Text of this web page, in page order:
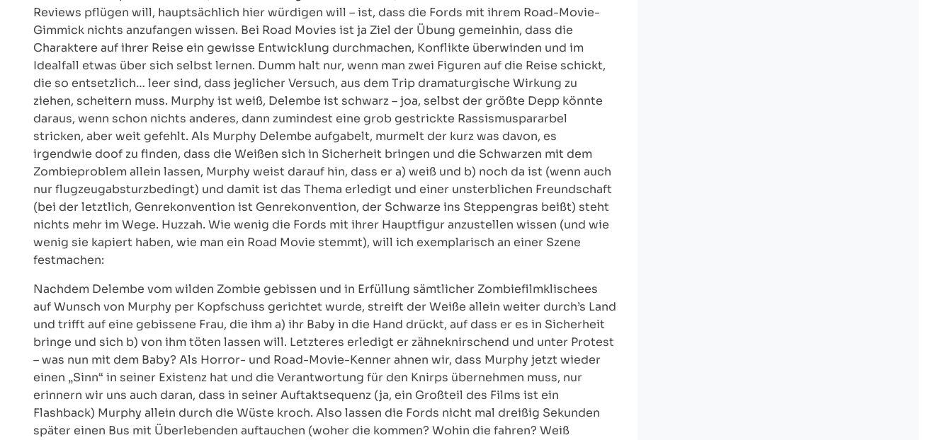
Reviews pflügen will, hauptsächlich hier würdigen will – ist, dass die Fords mit ihrem Road-Movie-
Gimmick nichts anzufangen wissen. Bei Road Movies ist ja Ziel der Übung gemeinhin, dass die
Charaktere auf ihrer Reise ein gewisse Entwicklung durchmachen, Konflikte überwinden und im
Idealfall etwas über sich selbst lernen. Dumm halt nur, wenn man zwei Figuren auf die Reise schickt,
die so entsetzlich… leer sind, dass jeglicher Versuch, aus dem Trip dramaturgische Wirkung zu
ziehen, scheitern muss. Murphy ist weiß, Delembe ist schwarz – joa, selbst der größte Depp könnte
daraus, wenn schon nichts anderes, dann zumindest eine grob gestrickte Rassismuspararbel
stricken, aber weit gefehlt. Als Murphy Delembe aufgabelt, murmelt der kurz was davon, es
irgendwie doof zu finden, dass die Weißen sich in Sicherheit bringen und die Schwarzen mit dem
Zombieproblem allein lassen, Murphy weist darauf hin, dass er a) weiß und b) noch da ist (wenn auch
nur flugzeugabsturzbedingt) und damit ist das Thema erledigt und einer unsterblichen Freundschaft
(bei der letztlich, Genrekonvention ist Genrekonvention, der Schwarze ins Steppengras beißt) steht
nichts mehr im Wege. Huzzah. Wie wenig die Fords mit ihrer Hauptfigur anzustellen wissen (und wie
wenig sie kapiert haben, wie man ein Road Movie stemmt), will ich exemplarisch an einer Szene
festmachen:
Nachdem Delembe vom wilden Zombie gebissen und in Erfüllung sämtlicher Zombiefilmklischees
auf Wunsch von Murphy per Kopfschuss gerichtet wurde, streift der Weiße allein weiter durch’s Land
und trifft auf eine gebissene Frau, die ihm a) ihr Baby in die Hand drückt, auf dass er es in Sicherheit
bringe und sich b) von ihm töten lassen will. Letzteres erledigt er zähneknirschend und unter Protest
– was nun mit dem Baby? Als Horror- und Road-Movie-Kenner ahnen wir, dass Murphy jetzt wieder
einen „Sinn“ in seiner Existenz hat und die Verantwortung für den Knirps übernehmen muss, nur
erinnern wir uns auch daran, dass in seiner Auftaktsequenz (ja, ein Großteil des Films ist ein
Flashback) Murphy allein durch die Wüste kroch. Also lassen die Fords nicht mal dreißig Sekunden
später einen Bus mit Überlebenden auftauchen (woher die kommen? Wohin die fahren? Weiß